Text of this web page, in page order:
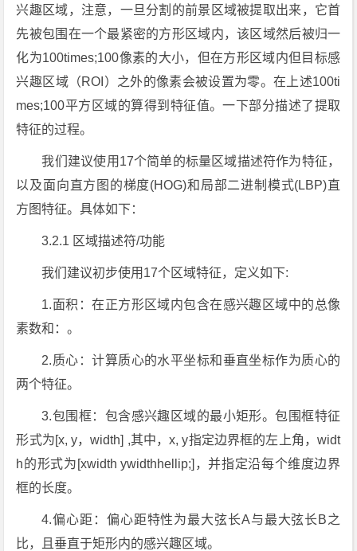
兴趣区域，注意，一旦分割的前景区域被提取出来，它首
先被包围在一个最紧密的方形区域内，该区域然后被归一
化为100times;100像素的大小，但在方形区域内但目标感
兴趣区域（ROI）之外的像素会被设置为零。在上述100ti
mes;100平方区域的算得到特征值。一下部分描述了提取
特征的过程。
我们建议使用17个简单的标量区域描述符作为特征，
以及面向直方图的梯度(HOG)和局部二进制模式(LBP)直
方图特征。具体如下：
3.2.1 区域描述符/功能
我们建议初步使用17个区域特征，定义如下:
1.面积：在正方形区域内包含在感兴趣区域中的总像
素数和：。
2.质心：计算质心的水平坐标和垂直坐标作为质心的
两个特征。
3.包围框：包含感兴趣区域的最小矩形。包围框特征
形式为[x, y，width] ,其中，x, y指定边界框的左上角，widt
h的形式为[xwidth ywidthhellip;]，并指定沿每个维度边界
框的长度。
4.偏心距：偏心距特性为最大弦长A与最大弦长B之
比，且垂直于矩形内的感兴趣区域。